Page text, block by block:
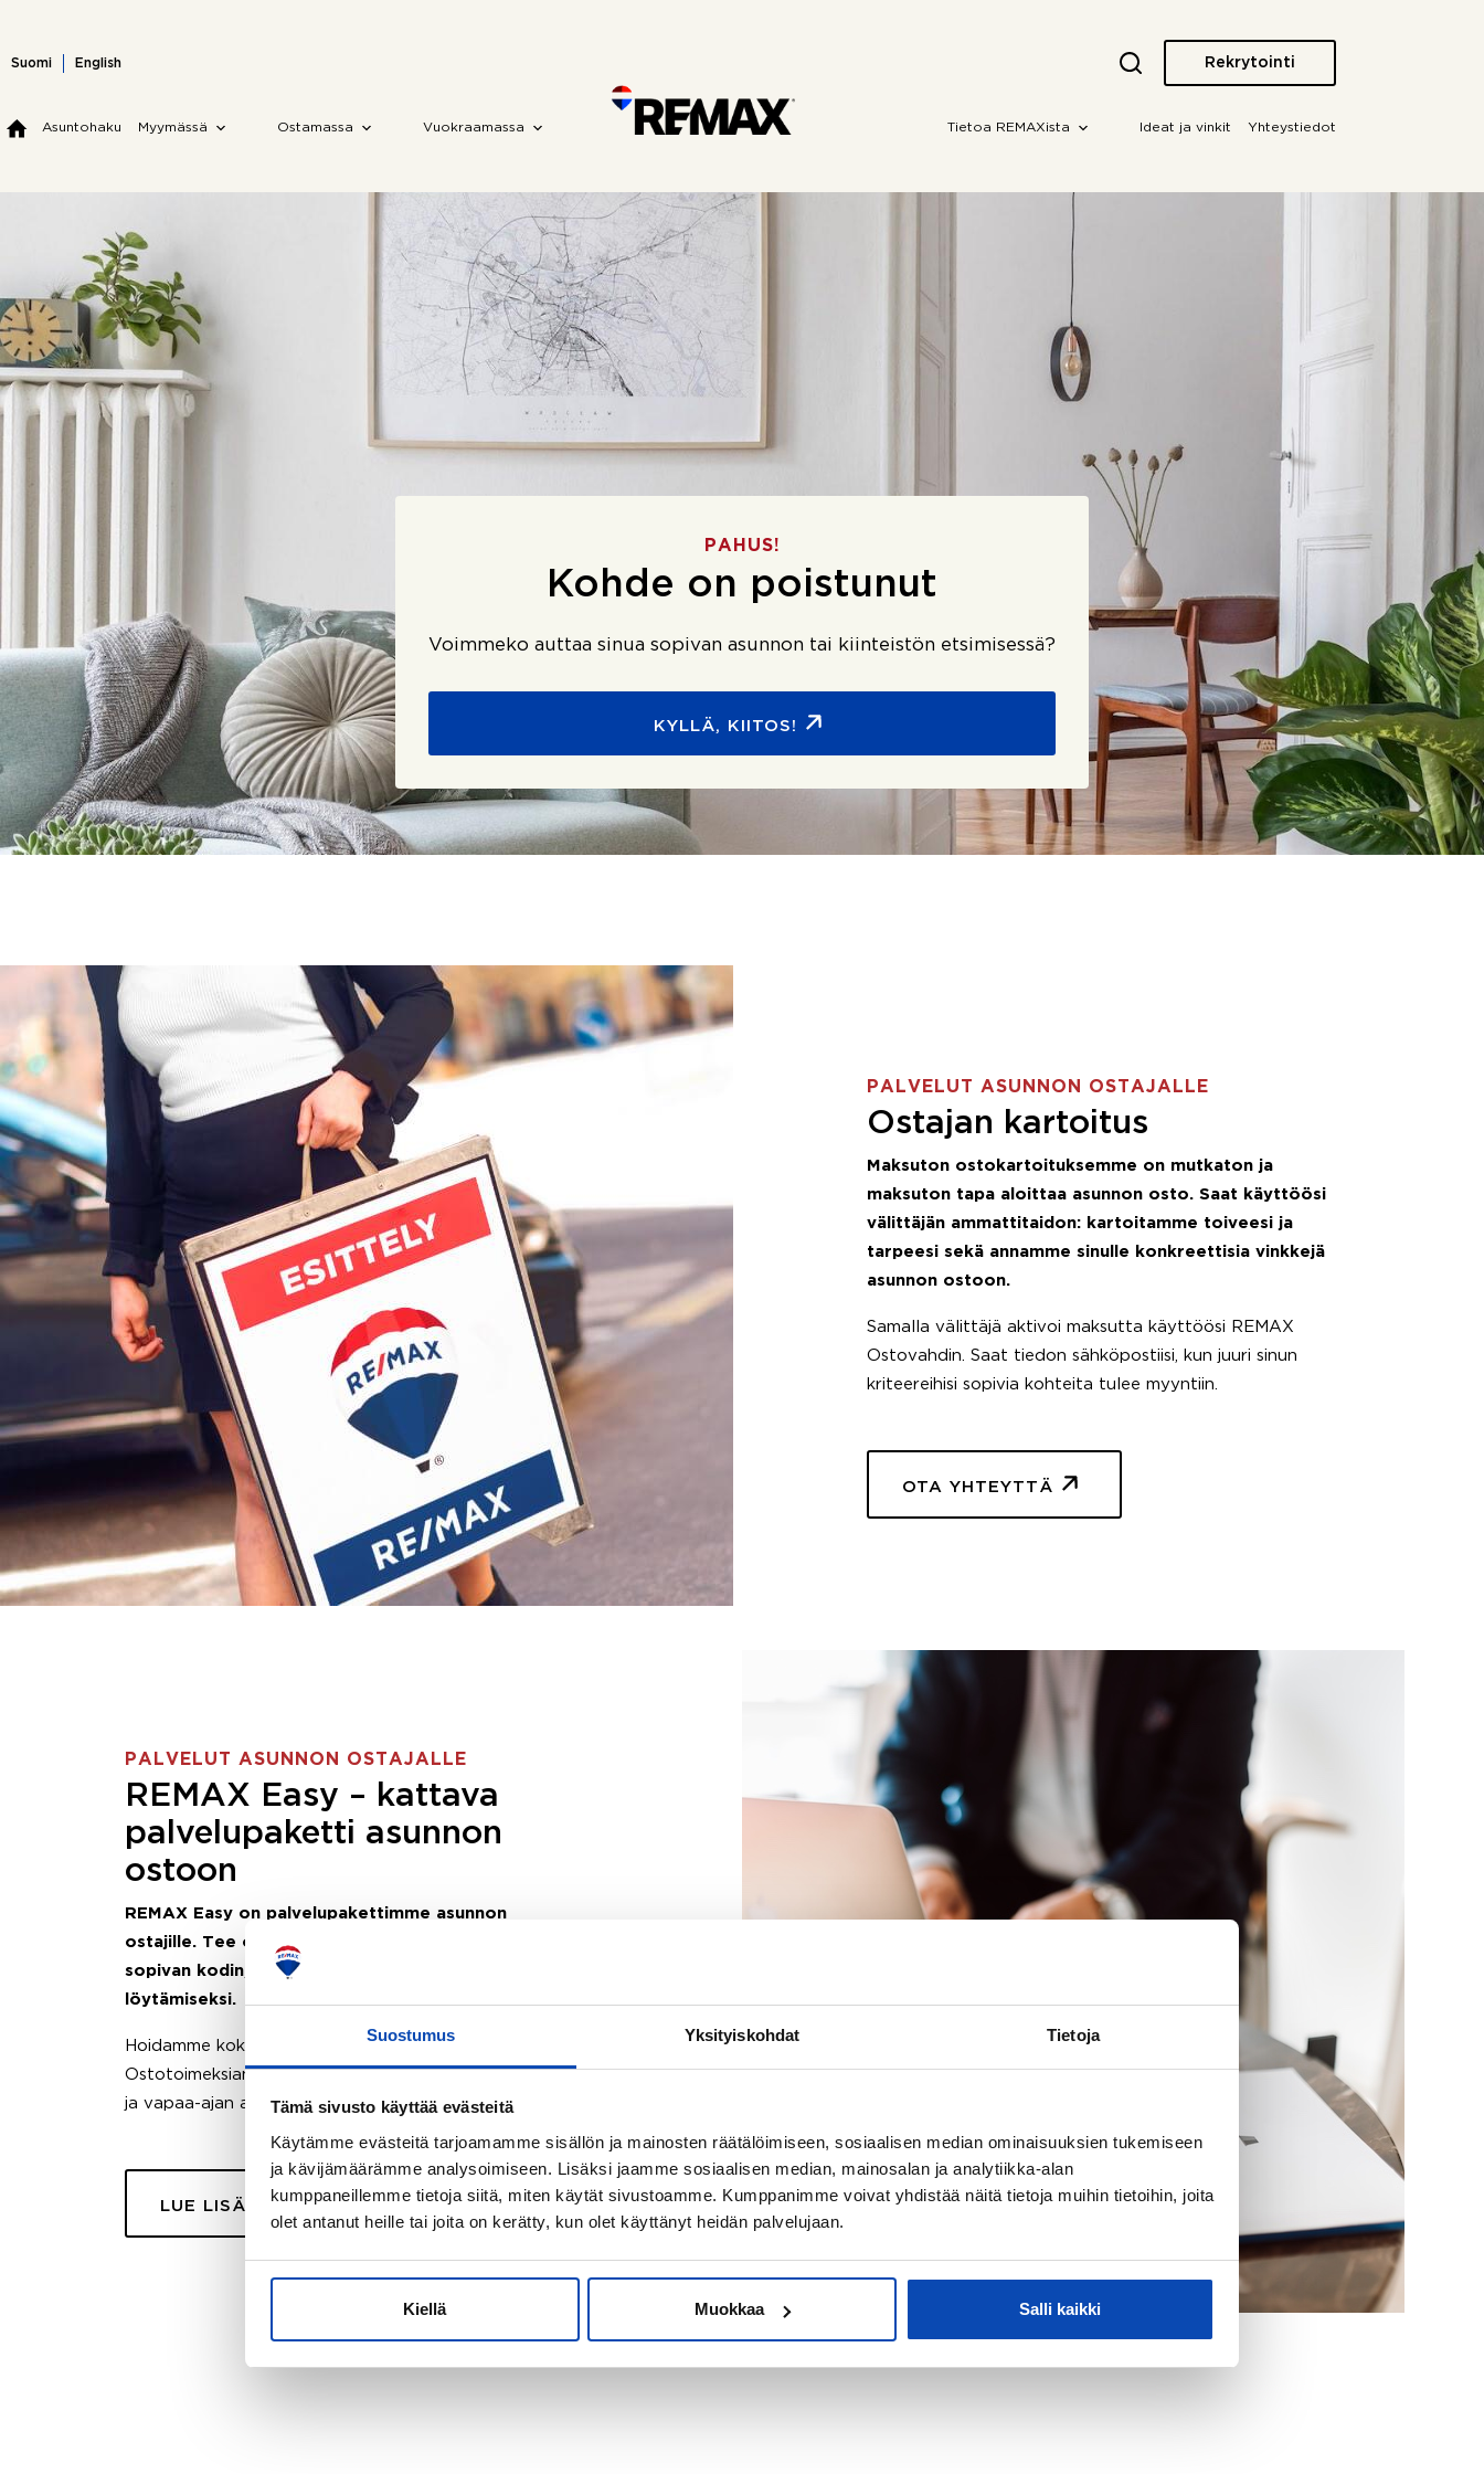
Suostumus Yksityiskohdat Tietoja
Tämä sivusto käyttää evästeitä
Käytämme evästeitä tarjoamamme sisällön ja mainosten räätälöimiseen, sosiaalisen median ominaisuuksien tukemiseen
ja kävijämäärämme analysoimiseen. Lisäksi jaamme sosiaalisen median, mainosalan ja analytiikka-alan
kumppaneillemme tietoja siitä, miten käytät sivustoamme. Kumppanimme voivat yhdistää näitä tietoja muihin tietoihin, joita
olet antanut heille tai joita on kerätty, kun olet käyttänyt heidän palvelujaan.
Kiellä Muokkaa Salli kaikki
content
Suomi English Rekrytointi
Asuntohaku Myymässä Ostamassa Vuokraamassa Tietoa REMAXista Ideat ja vinkit Yhteystiedot
PAHUS!
Kohde on poistunut
Voimmeko auttaa sinua sopivan asunnon tai kiinteistön etsimisessä?
KYLLÄ, KIITOS!
PALVELUT ASUNNON OSTAJALLE
Ostajan kartoitus
Maksuton ostokartoituksemme on mutkaton ja
maksuton tapa aloittaa asunnon osto. Saat käyttöösi
välittäjän ammattitaidon: kartoitamme toiveesi ja
tarpeesi sekä annamme sinulle konkreettisia vinkkejä
asunnon ostoon.
Samalla välittäjä aktivoi maksutta käyttöösi REMAX
Ostovahdin. Saat tiedon sähköpostiisi, kun juuri sinun
kriteereihisi sopivia kohteita tulee myyntiin.
OTA YHTEYTTÄ
PALVELUT ASUNNON OSTAJALLE
REMAX Easy – kattava
palvelupaketti asunnon
ostoon
REMAX Easy on palvelupakettimme asunnon
ostajille. Tee ostotoimeksianto ja etsimme juuri sinulle
sopivan kodin, eikä sinun tarvitse nähdä vaivaa sen
löytämiseksi.
Hoidamme koko ostoprosessin puolestasi.
Ostotoimeksiantopalvelumme sopii myös esimerkiksi sijoitus-
ja vapaa-ajan asuntojen ostoon.
LUE LISÄÄ